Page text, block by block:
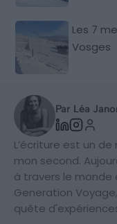
Les 7
Vosges
Par Léa
L’écriture est un
mon second.
à travers le
Generation
quête